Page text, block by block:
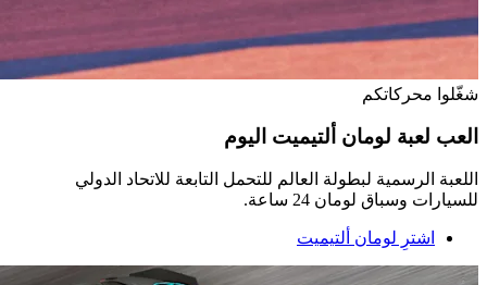
شغّلوا محركاتكم
العب لعبة لومان ألتيميت اليوم
اللعبة الرسمية لبطولة العالم للتحمل التابعة للاتحاد الدولي
للسيارات وسباق لومان 24 ساعة.
اشترِ لومان ألتيميت